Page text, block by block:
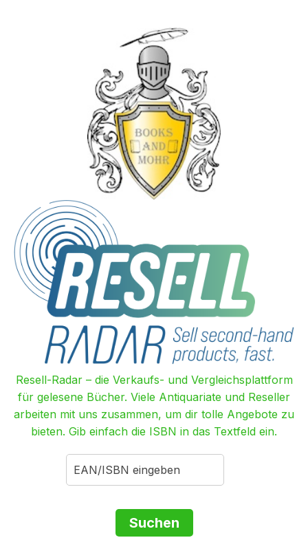
Resell-Radar – die Verkaufs- und Vergleichsplattform
für gelesene Bücher. Viele Antiquariate und Reseller
arbeiten mit uns zusammen, um dir tolle Angebote zu
bieten. Gib einfach die ISBN in das Textfeld ein.